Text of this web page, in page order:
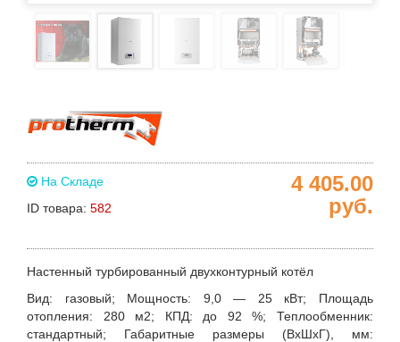
На Складе
ID товара: 582
4 405.00
руб.
Настенный турбированный двухконтурный котёл
Вид: газовый; Мощность: 9,0 — 25 кВт; Площадь
отопления: 280 м2; КПД: до 92 %;Теплообменник:
стандартный; Габаритные размеры (ВхШхГ), мм: